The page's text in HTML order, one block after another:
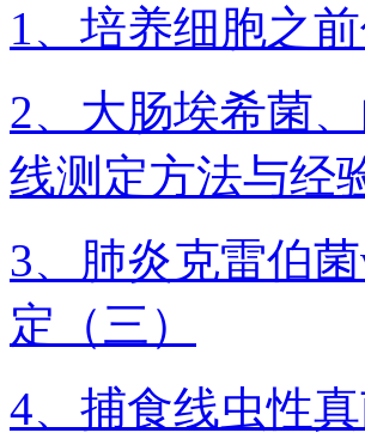
1、培养细胞之
2、大肠埃希菌
线测定方法与经
3、肺炎克雷伯
定（三）
4、捕食线虫性